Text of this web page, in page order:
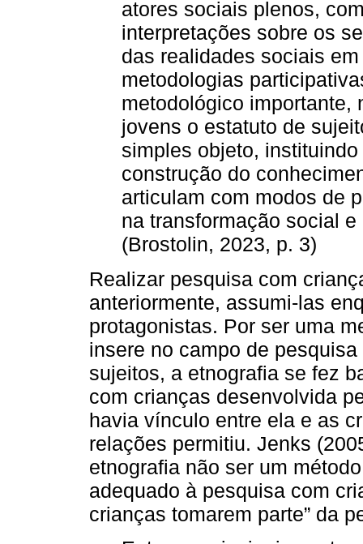
atores sociais plenos,
interpretações sobre os
das realidades sociais
metodologias
metodológico importante,
jovens o estatuto de
simples objeto,
construção do
articulam com modos de
na transformação social
(Brostolin, 2023, p. 3)
Realizar pesquisa com
anteriormente, assumi-las
protagonistas. Por ser uma
insere no campo de
sujeitos, a etnografia se fez
com crianças desenvolvida
havia vínculo entre ela e as
relações permitiu. Jenks
etnografia não ser um
adequado à pesquisa com
crianças tomarem parte” da